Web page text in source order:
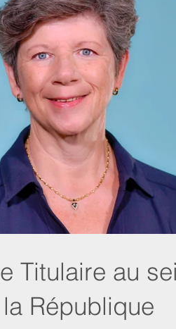
Titulaire au
République